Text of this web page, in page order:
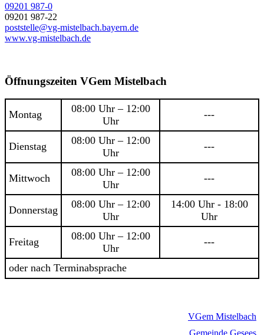
09201 987-0
09201 987-22
poststelle@vg-mistelbach.bayern.de
www.vg-mistelbach.de
Öffnungszeiten VGem Mistelbach
Montag
08:00 Uhr – 12:00
Uhr
---
Dienstag
08:00 Uhr – 12:00
Uhr
---
Mittwoch
08:00 Uhr – 12:00
Uhr
---
Donnerstag
08:00 Uhr – 12:00
Uhr
14:00 Uhr - 18:00
Uhr
Freitag
08:00 Uhr – 12:00
Uhr
---
oder nach Terminabsprache
VGem Mistelbach